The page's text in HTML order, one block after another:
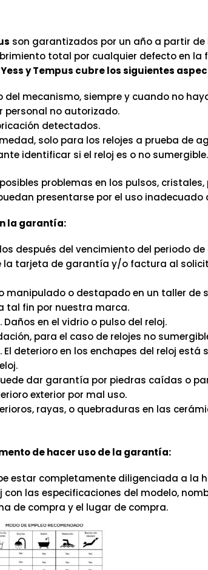
son garantizados por un año a partir de
total por cualquier defecto en la
y Tempus cubre los siguientes
del mecanismo, siempre y cuando no
personal no autorizado.
detectados.
solo para los relojes a prueba de
identificar si el reloj es o no sumergible.
problemas en los pulsos,
presentarse por el uso inadecuado
la garantía:
después del vencimiento del periodo
la tarjeta de garantía y/o factura al
manipulado o destapado en un taller de
tal fin por nuestra marca.
Daños en el vidrio o pulso del reloj.
para el caso de relojes no
El deterioro en los enchapes del reloj está
dar garantía por piedras caídas o
exterior por mal uso.
rayas, o quebraduras en las
de hacer uso de la garantía:
estar completamente diligenciada a la
con las especificaciones del modelo,
de compra y el lugar de compra.